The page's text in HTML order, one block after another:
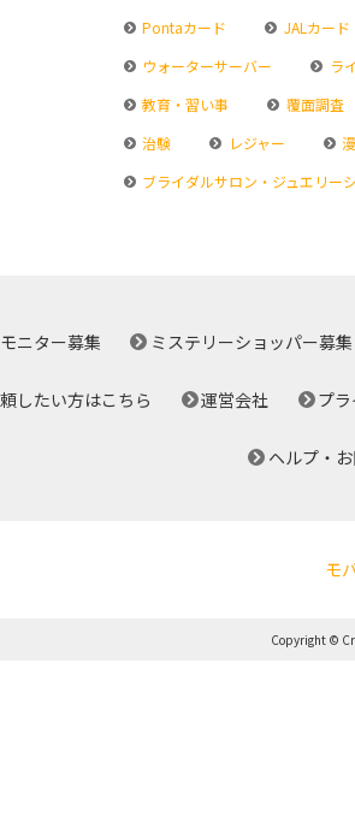
Pontaカード
JALカード
ウォーターサーバー
ラ
教育・習い事
覆面調査
治験
レジャー
ブライダルサロン・ジュエリー
ニター募集 ミステリーショッパー募集
したい方はこちら 運営会社 プ
ヘルプ・
モ
Copyright ©